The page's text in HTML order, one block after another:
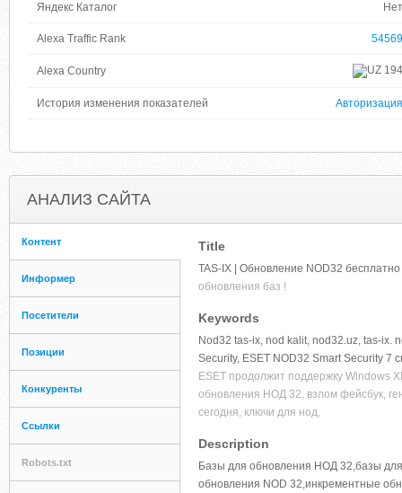
Яндекс Каталог Нет
Alexa Traffic Rank 54569
Alexa Country 194
История изменения показателей Авторизация
АНАЛИЗ САЙТА
Контент
Информер
Посетители
Позиции
Конкуренты
Ссылки
Robots.txt
Title
TAS-IX | Обновление NOD32
обновления баз !
Keywords
Nod32 tas-ix, nod kalit, nod32.uz, tas-ix.
Security, ESET NOD32 Smart Security 7
ESET продолжит поддержку Windows
обновления НОД 32, взлом фейсбук,
сегодня, ключи для нод,
Description
Базы для обновления НОД 32,базы
обновления NOD 32,инкрементные